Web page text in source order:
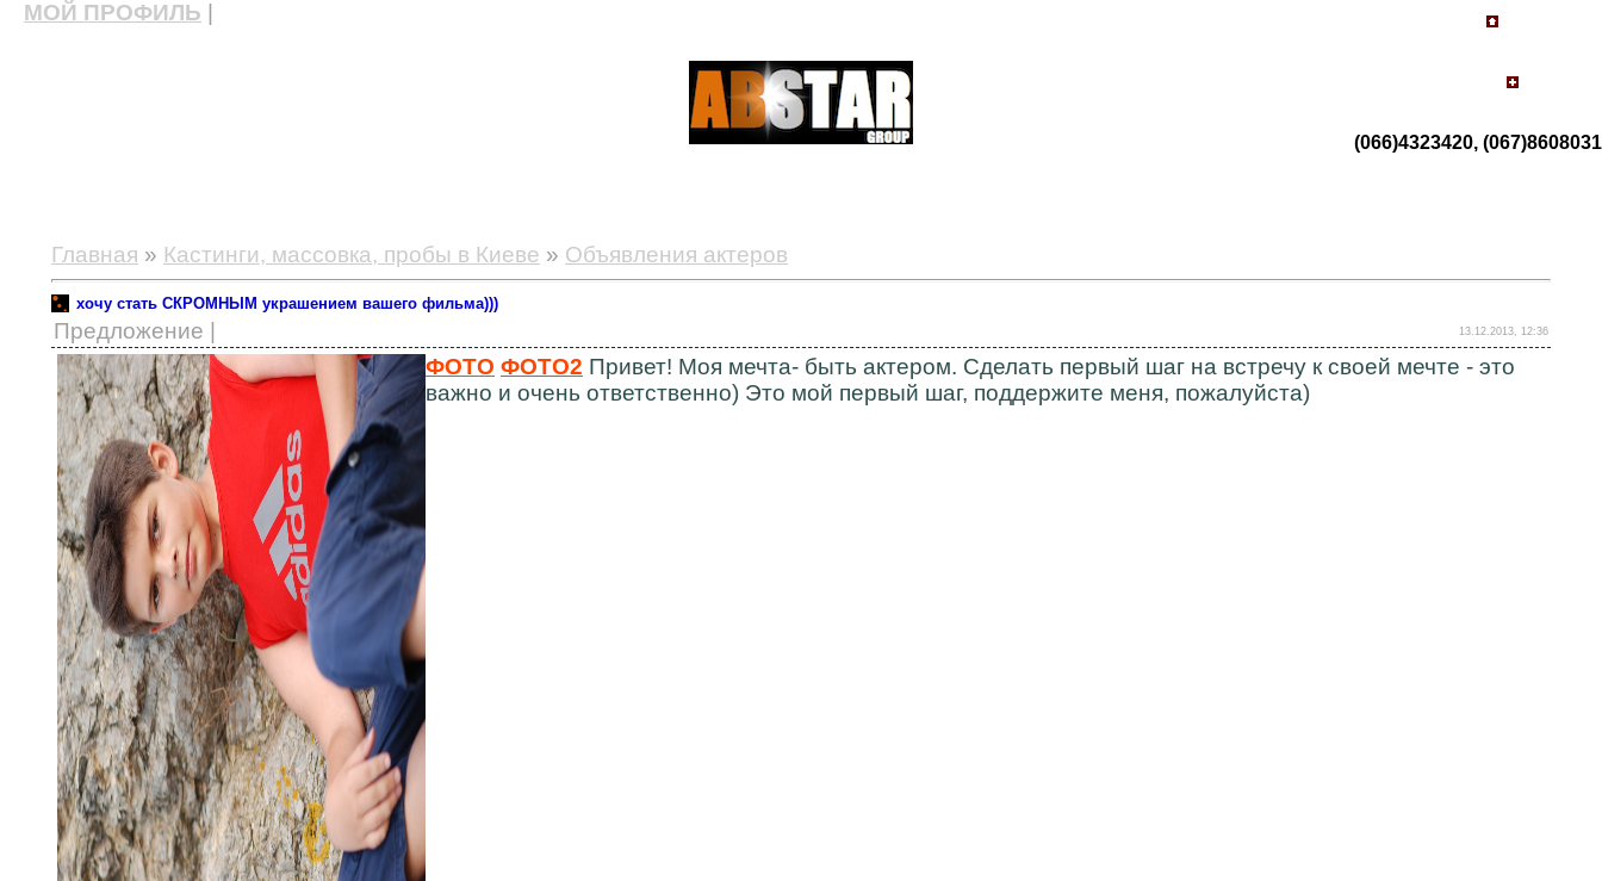
МОЙ ПРОФИЛЬ
(066)4323420, (067)8608031
Главная » Кастинги, массовка, пробы в Киеве » Объявления актеров
хочу стать СКРОМНЫМ украшением вашего фильма)))
Предложение | 13.12.2013, 12:36
ФОТО ФОТО2 Привет! Моя мечта- быть актером. Сделать первый шаг на встречу к своей мечте - это
важно и очень ответственно) Это мой первый шаг, поддержите меня, пожалуйста)